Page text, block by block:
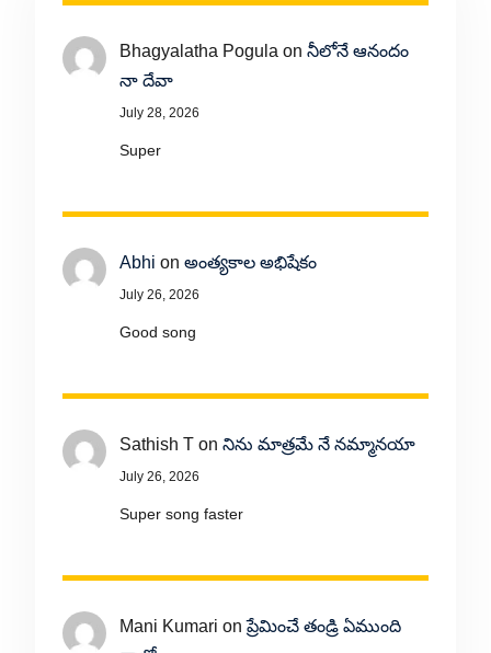
Bhagyalatha Pogula on నీలోనే ఆనందం
నా దేవా
July 28, 2026
Super
Abhi on అంత్యకాల అభిషేకం
July 26, 2026
Good song
Sathish Ton నిను మాత్రమే నే నమ్మానయా
July 26, 2026
Super song faster
Mani Kumari onప్రేమించే తండ్రి ఏముంది